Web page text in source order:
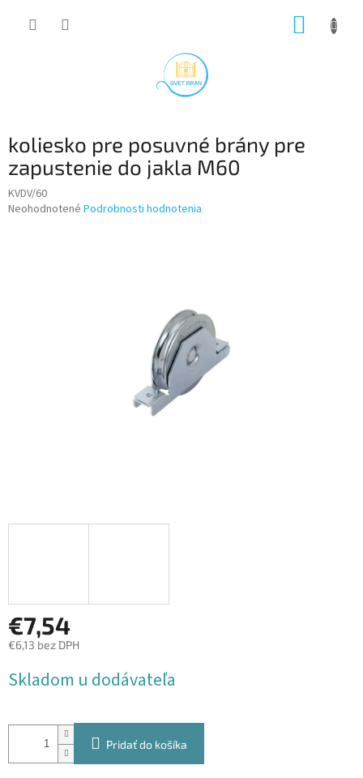
koliesko pre posuvné brány pre
zapustenie do jakla M60
KVDV/60
Priemerné
Neohodnotené Podrobnosti hodnotenia
€7,54
€6,13 bez DPH
cena:
Skladom u dodávateľa
Pridať do košíka